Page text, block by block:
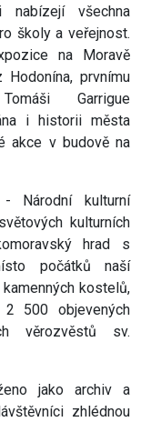
nabízejí všechna
školy a veřejnost.
na Moravě
Hodonína, prvnímu
Garrigue
i historii města
akce v budově na
- Národní kulturní
kulturních
hrad s
počátků naší
kostelů,
500 objevených
věrozvěstů sv.
jako archiv a
zhlédnou